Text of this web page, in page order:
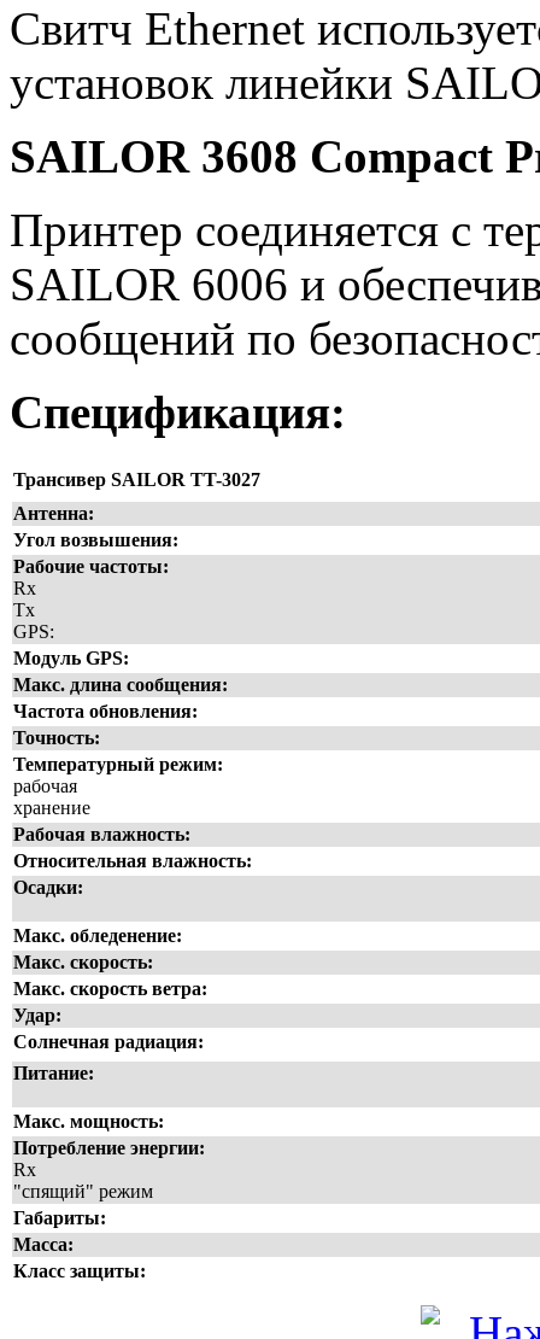
Свитч Ethernet
установок линейки
SAILOR 3608 Compact
Принтер соединяется с
SAILOR 6006 и
сообщений по
Спецификация:
Трансивер SAILOR TT-3027
Антенна:
Угол возвышения:
Рабочие частоты:
Rx
Tx
GPS:
Модуль GPS:
Макс. длина сообщения:
Частота обновления:
Точность:
Температурный режим:
рабочая
хранение
Рабочая влажность:
Относительная влажность:
Осадки:
Макс. обледенение:
Макс. скорость:
Макс. скорость ветра:
Удар:
Солнечная радиация:
Питание:
Макс. мощность:
Потребление энергии:
Rx
"спящий" режим
Габариты:
Масса:
Класс защиты: